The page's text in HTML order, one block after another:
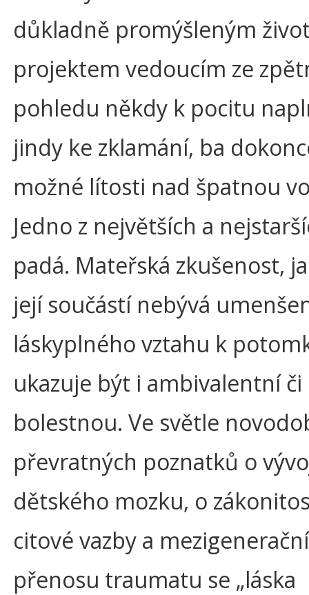
důkladně promýšleným
projektem vedoucím ze
pohledu někdy k pocitu
jindy ke zklamání, ba
možné lítosti nad špatnou
Jedno z největších a
padá. Mateřská zkušenost,
její součástí nebývá
láskyplného vztahu k
ukazuje být i ambivalentní
bolestnou. Ve světle
převratných poznatků o
dětského mozku, o
citové vazby a
přenosu traumatu se „láska